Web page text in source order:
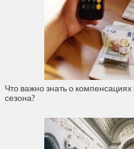
Что важно знать о
сезона?